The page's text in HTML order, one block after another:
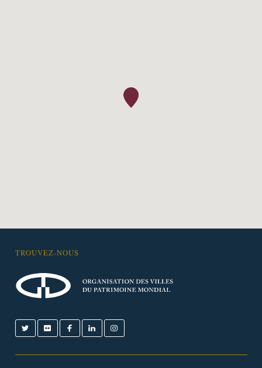
TROUVEZ-NOUS